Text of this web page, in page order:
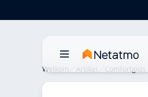
Welkom Artikel Comfortgids